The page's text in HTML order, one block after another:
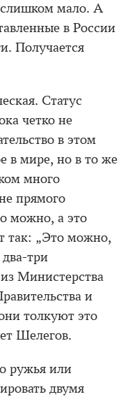
слишком мало. А
в России
Получается
Статус
четко не
в этом
в мире, но в то же
много
прямого
можно, а это
так: „Это можно,
три
Министерства
и
толкуют это
Шелегов.
ружья или
двумя